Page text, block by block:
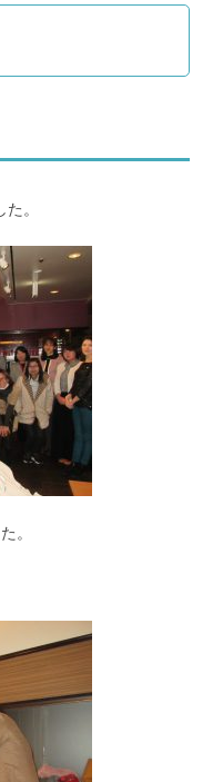
19 patients at prefecture
効再生産数｜COVID-19
at Niigata
査｜Antiviral Susceptibility
syncytial virus
Systems（GIS）
。
。